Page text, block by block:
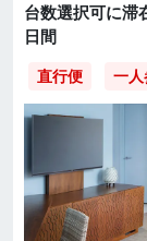
台数選択可に
日間
直行便 一